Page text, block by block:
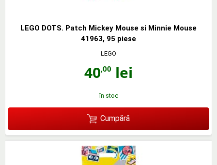
LEGO DOTS. Patch Mickey Mouse si Minnie Mouse
41963, 95 piese
LEGO
40,00 lei
în stoc
Cumpără